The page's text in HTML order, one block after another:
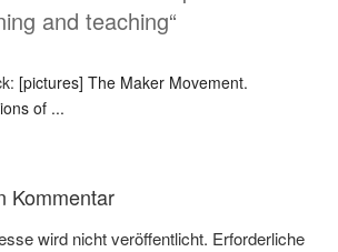
and teaching“
[pictures] The Maker Movement.
of ...
Kommentar
wird nicht veröffentlicht. Erforderliche